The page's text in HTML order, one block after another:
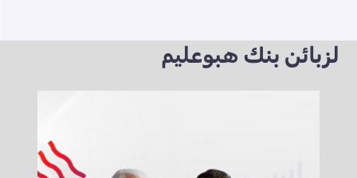
لزبائن بنك هبوعليم